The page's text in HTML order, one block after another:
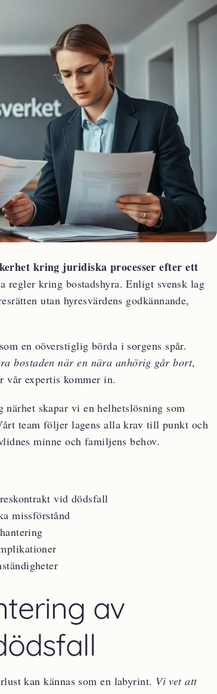
kring juridiska processer efter ett
regler kring bostadshyra. Enligt svensk lag
utan hyresvärdens godkännande,
en oöverstiglig börda i sorgens spår.
bostaden när en nära anhörig går bort,
vår expertis kommer in.
skapar vi en helhetslösning som
team följer lagens alla krav till punkt och
minne och familjens behov.
vid dödsfall
missförstånd
av
kan kännas som en labyrint. Vi vet att